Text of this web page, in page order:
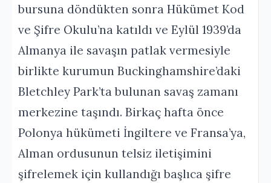
bursuna döndükten sonra Hükümet Kod
ve Şifre Okulu’na katıldı ve Eylül 1939’da
Almanya ile savaşın patlak vermesiyle
birlikte kurumun Buckinghamshire’daki
Bletchley Park’ta bulunan savaş zamanı
merkezine taşındı. Birkaç hafta önce
Polonya hükümeti İngiltere ve Fransa’ya,
Alman ordusunun telsiz iletişimini
şifrelemek için kullandığı başlıca şifre